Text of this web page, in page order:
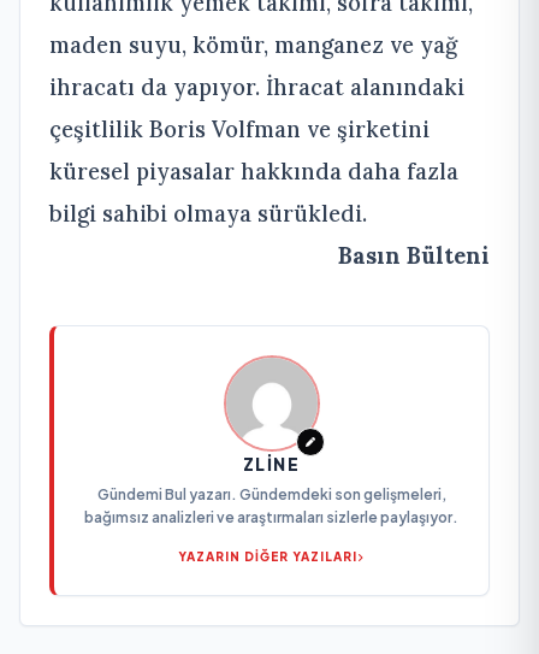
maden suyu, kömür, manganez ve yağ
ihracatı da yapıyor. İhracat alanındaki
çeşitlilik Boris Volfman ve şirketini
küresel piyasalar hakkında daha fazla
bilgi sahibi olmaya sürükledi.
Basın Bülteni
ZLINE
Gündemi Bul yazarı. Gündemdeki son gelişmeleri,
bağımsız analizleri ve araştırmaları sizlerle paylaşıyor.
YAZARIN DİĞER YAZILARI